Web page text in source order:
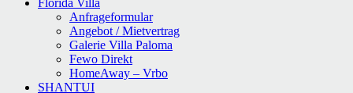
Florida Villa
Anfrageformular
Angebot / Mietvertrag
Galerie Villa Paloma
Fewo Direkt
HomeAway – Vrbo
SHANTUI